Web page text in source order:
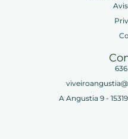
636
A Angustia 9 -